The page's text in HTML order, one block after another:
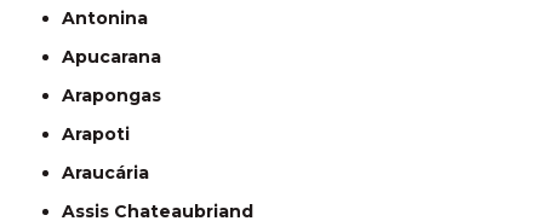
Antonina
Apucarana
Arapongas
Arapoti
Araucária
Assis Chateaubriand